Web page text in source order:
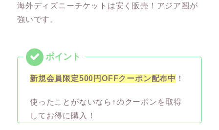
海外ディズニーチケットは安く販売！アジア圏が
強いです。
新規会員限定500円OFFクーポン配布中 ！
使ったことがないなら↑のクーポンを取得
してお得に購入！